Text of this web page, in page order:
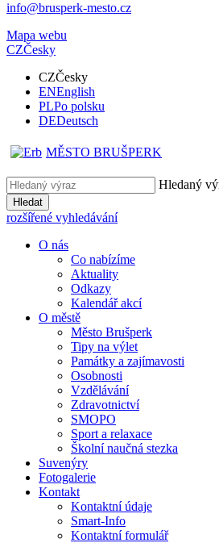
info@brusperk-mesto.cz
Mapa webu
CZČesky
CZČesky
ENEnglish
PLPo polsku
DEDeutsch
MĚSTO BRUŠPERK
Hledaný
Hledat
rozšířené vyhledávání
O nás
Co nabízíme
Aktuality
Odkazy
Kalendář akcí
O městě
Město Brušperk
Tipy na výlet
Památky a zajímavosti
Osobnosti
Vzdělávání
Zdravotnictví
SMOPO
Sport a relaxace
Školní naučná stezka
Suvenýry
Fotogalerie
Kontakt
Kontaktní údaje
Smart-Info
Kontaktní formulář